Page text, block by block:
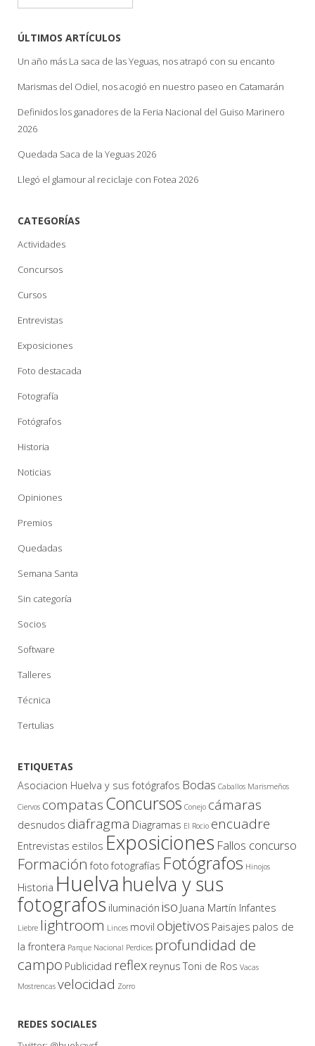
ÚLTIMOS ARTÍCULOS
Un año más La saca de las Yeguas, nos atrapó con su encanto
Marismas del Odiel, nos acogió en nuestro paseo en Catamarán
Definidos los ganadores de la Feria Nacional del Guiso Marinero
2026
Quedada Saca de la Yeguas 2026
Llegó el glamour al reciclaje con Fotea 2026
CATEGORÍAS
Actividades
Concursos
Cursos
Entrevistas
Exposiciones
Foto destacada
Fotografía
Fotógrafos
Historia
Noticias
Opiniones
Premios
Quedadas
Semana Santa
Sin categoría
Socios
Software
Talleres
Técnica
Tertulias
ETIQUETAS
Asociacion Huelva y sus fotógrafos Bodas Caballos Marismeños
Ciervos compatasConcursos Conejo cámaras
desnudos diafragma Diagramas El Rocio encuadre
Entrevistas estilos Exposiciones Fallos concurso
Formación foto fotografías Fotógrafos Hinojos
Historia Huelvahuelva y sus
fotografos iluminación iso Juana Martín Infantes
Liebre lightroom Linces movil objetivos Paisajes palos de
la frontera Parque Nacional Perdices profundidad de
campo Publicidad reflex reynus Toni de Ros Vacas
Mostrencas velocidad Zorro
REDES SOCIALES